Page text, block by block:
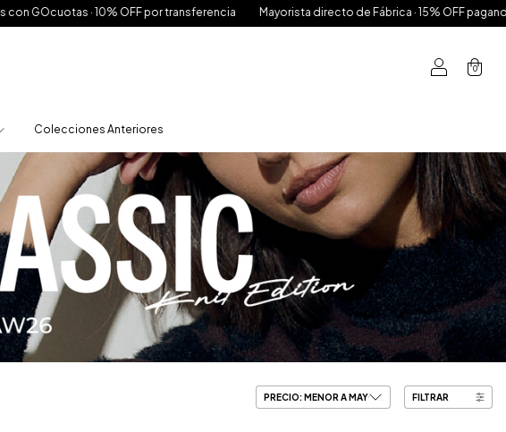
Mayorista directo de Fábrica · 15% OFF pagando en efectivo · Hasta 6 cuotas sin
0
Colecciones Anteriores
FILTRAR